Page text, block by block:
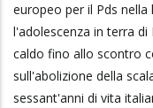
europeo per il Pds nella
l'adolescenza in terra
caldo fino allo scontro
sull'abolizione della
sessant'anni di vita